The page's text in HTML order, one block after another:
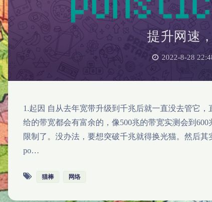
提升网速
2022-8-28
1.起因 自从去年宽带升级到千兆后就一直没去管它
给的带宽都会有富余的，像500兆的带宽实测会到
限制了。没办法，要想突破千兆就得换光猫。然后
po…
猫棒 网络